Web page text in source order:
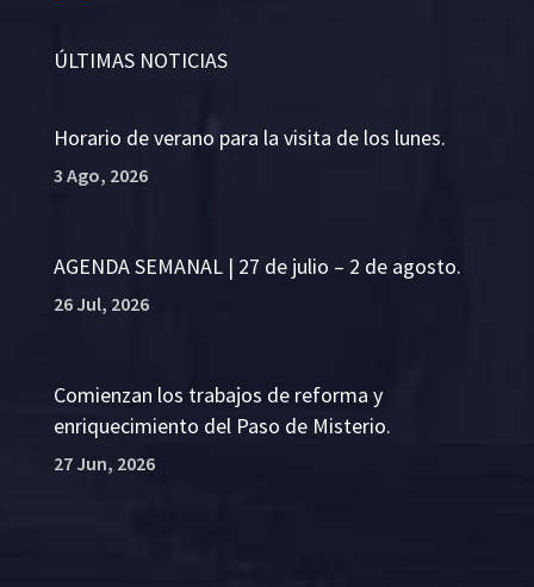
ÚLTIMAS NOTICIAS
Horario de verano para la visita de los lunes.
3 Ago, 2026
AGENDA SEMANAL | 27 de julio – 2 de agosto.
26 Jul, 2026
Comienzan los trabajos de reforma y
enriquecimiento del Paso de Misterio.
27 Jun, 2026